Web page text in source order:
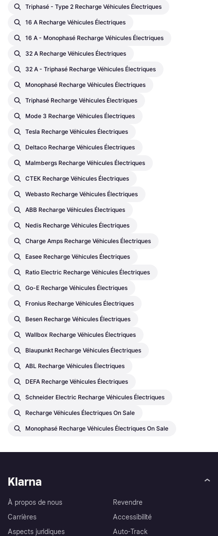
Triphasé - Type 2 Recharge Véhicules Électriques
16 A Recharge Véhicules Électriques
16 A - Monophasé Recharge Véhicules Électriques
32 A Recharge Véhicules Électriques
32 A - Triphasé Recharge Véhicules Électriques
Monophasé Recharge Véhicules Électriques
Triphasé Recharge Véhicules Électriques
Mode 3 Recharge Véhicules Électriques
Tesla Recharge Véhicules Électriques
Deltaco Recharge Véhicules Électriques
Malmbergs Recharge Véhicules Électriques
CTEK Recharge Véhicules Électriques
Webasto Recharge Véhicules Électriques
ABB Recharge Véhicules Électriques
Nedis Recharge Véhicules Électriques
Charge Amps Recharge Véhicules Électriques
Easee Recharge Véhicules Électriques
Ratio Electric Recharge Véhicules Électriques
Go-E Recharge Véhicules Électriques
Fronius Recharge Véhicules Électriques
Besen Recharge Véhicules Électriques
Wallbox Recharge Véhicules Électriques
Blaupunkt Recharge Véhicules Électriques
ABL Recharge Véhicules Électriques
DEFA Recharge Véhicules Électriques
Schneider Electric Recharge Véhicules Électriques
Recharge Véhicules Électriques On Sale
Monophasé Recharge Véhicules Électriques On Sale
Klarna
À propos de nous
Carrières
Aspects juridiques
Revendre
Accessibilité
Auto-Track